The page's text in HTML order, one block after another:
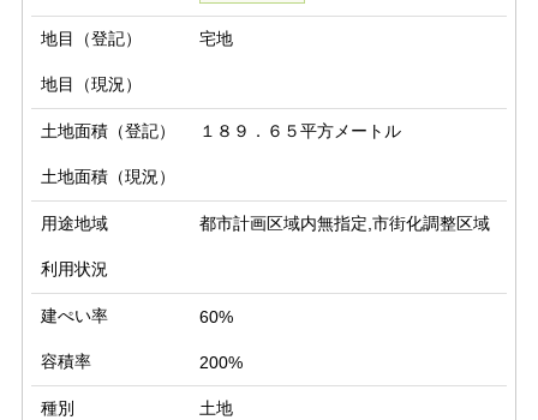
地目（登記） 宅地
地目（現況）
土地面積（登記） １８９．６５平方メートル
土地面積（現況）
用途地域 都市計画区域内無指定,市街化調整区域
利用状況
建ぺい率 60%
容積率 200%
種別 土地